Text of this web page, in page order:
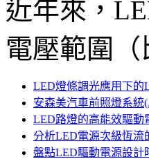
近年來，
電壓範圍（
LED燈條調光應用下的
安森美汽車前照燈系統
LED路燈的高能效驅動
分析LED電源次級恆流
盤點LED驅動電源設計